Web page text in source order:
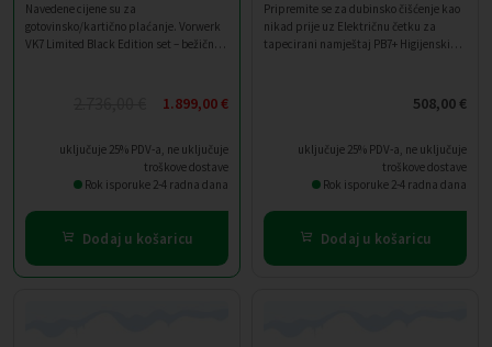
Navedene cijene su za
gotovinsko/kartično plaćanje. Vorwerk
VK7 Limited Black Edition set – bežični
edition priključak za usisavanje i
pranje SP7 Limited black edition
zajedno sa sredstvom za čišćenje i
Izvorna
bila
je:
2.736,00 €.
1.899,00€Trenutna
je:
1.899,00 €.
uključuje 25% PDV-a, ne uključuje
troškove dostave
Rok isporuke 2-4 radna dana
Dodaj u košaricu
Pripremite se za dubinsko čišćenje kao
nikad prije uz Električnu četku za
tapecirani namještaj PB7+ Higijenski
508,00€
uključuje 25% PDV-a, ne uključuje
troškove dostave
Rok isporuke 2-4 radna dana
Dodaj u košaricu